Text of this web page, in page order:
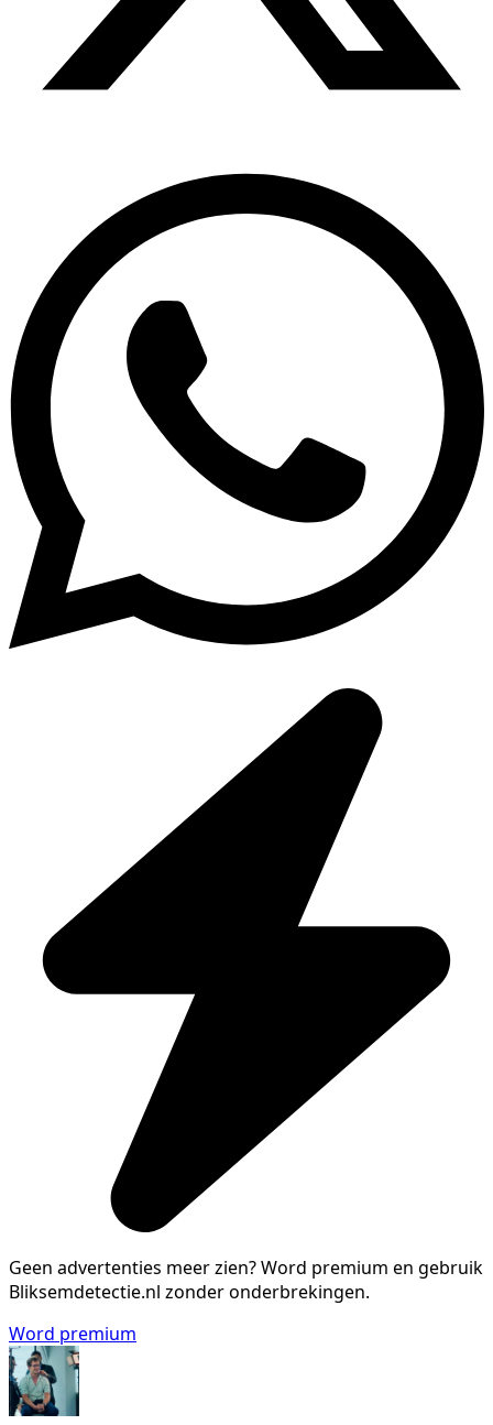
Geen advertenties meer zien?Word premium en gebruik
Bliksemdetectie.nl zonder onderbrekingen.
Word premium